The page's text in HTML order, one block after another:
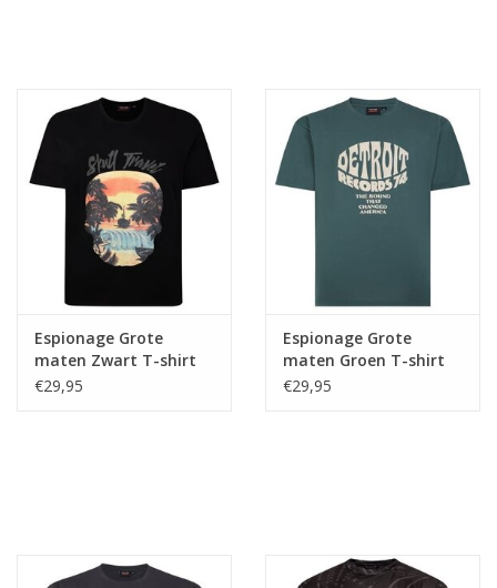
Espionage Grote
maten Zwart T-shirt
"Skull Travel"
€29,95
Espionage Grote
maten Groen T-shirt
"Music Record"
€29,95